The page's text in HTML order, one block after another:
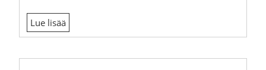
Lue lisää